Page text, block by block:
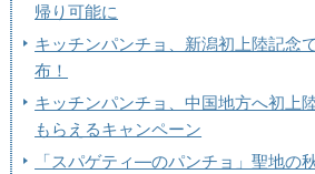
帰り可能に
キッチンパンチョ、新潟初上陸記念
布！
キッチンパンチョ、中国地方へ初
もらえるキャンペーン
「スパゲティ―のパンチョ」聖地